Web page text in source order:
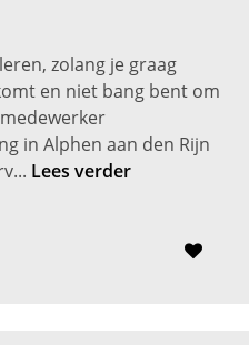
zolang je graag
en niet bang bent om
in Alphen aan den Rijn
Lees verder